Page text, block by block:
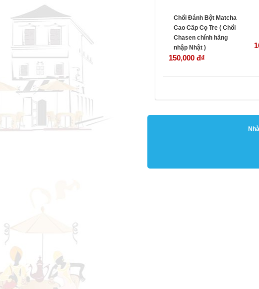
Chổi Đánh Bột Matcha
Cao Cấp Cọ Tre ( Chổi
Chasen chính hãng
nhập Nhật )
150,000 đ₫